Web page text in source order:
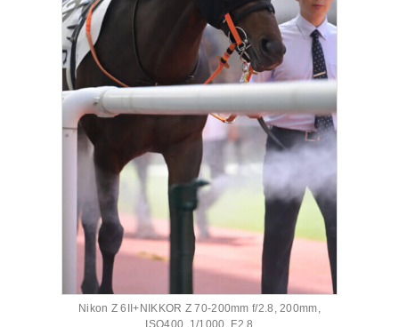
Nikon Z 6II+NIKKOR Z 70-200mm f/2.8, 200mm,
ISO400, 1/1000, F2.8